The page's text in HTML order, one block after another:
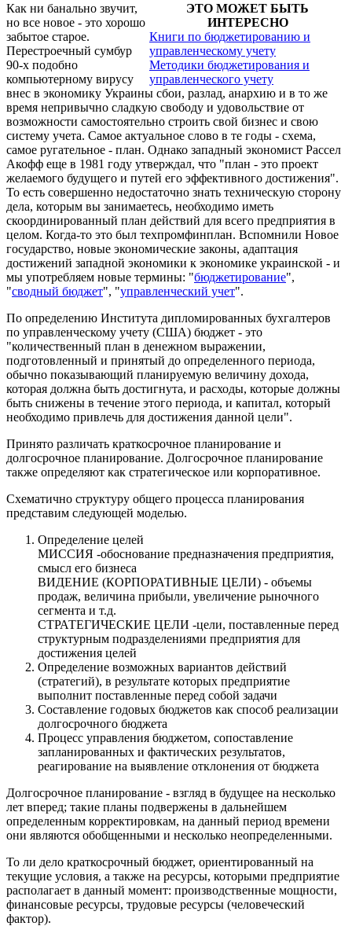
ЭТО МОЖЕТ БЫТЬ
ИНТЕРЕСНО
Книги по бюджетированию и
управленческому учету
Методики бюджетирования и
управленческого учету
Как ни банально звучит,
но все новое - это хорошо
забытое старое.
Перестроечный сумбур
90-х подобно
компьютерному вирусу
внес в экономику Украины сбои, разлад, анархию и в то же
время непривычно сладкую свободу и удовольствие от
возможности самостоятельно строить свой бизнес и свою
систему учета. Самое актуальное слово в те годы - схема,
самое ругательное - план. Однако западный экономист Рассел
Акофф еще в 1981 году утверждал, что "план - это проект
желаемого будущего и путей его эффективного достижения".
То есть совершенно недостаточно знать техническую сторону
дела, которым вы занимаетесь, необходимо иметь
скоординированный план действий для всего предприятия в
целом. Когда-то это был техпромфинплан. Вспомнили Новое
государство, новые экономические законы, адаптация
достижений западной экономики к экономике украинской - и
мы употребляем новые термины: "бюджетирование",
"сводный бюджет", "управленческий учет".
По определению Института дипломированных бухгалтеров
по управленческому учету (США) бюджет - это
"количественный план в денежном выражении,
подготовленный и принятый до определенного периода,
обычно показывающий планируемую величину дохода,
которая должна быть достигнута, и расходы, которые должны
быть снижены в течение этого периода, и капитал, который
необходимо привлечь для достижения данной цели".
Принято различать краткосрочное планирование и
долгосрочное планирование. Долгосрочное планирование
также определяют как стратегическое или корпоративное.
Схематично структуру общего процесса планирования
представим следующей моделью.
Определение целей
МИССИЯ -обоснование предназначения предприятия,
смысл его бизнеса
ВИДЕНИЕ (КОРПОРАТИВНЫЕ ЦЕЛИ) - объемы
продаж, величина прибыли, увеличение рыночного
сегмента и т.д.
СТРАТЕГИЧЕСКИЕ ЦЕЛИ -цели, поставленные перед
структурным подразделениями предприятия для
достижения целей
Определение возможных вариантов действий
(стратегий), в результате которых предприятие
выполнит поставленные перед собой задачи
Составление годовых бюджетов как способ реализации
долгосрочного бюджета
Процесс управления бюджетом, сопоставление
запланированных и фактических результатов,
реагирование на выявление отклонения от бюджета
Долгосрочное планирование - взгляд в будущее на несколько
лет вперед; такие планы подвержены в дальнейшем
определенным корректировкам, на данный период времени
они являются обобщенными и несколько неопределенными.
То ли дело краткосрочный бюджет, ориентированный на
текущие условия, а также на ресурсы, которыми предприятие
располагает в данный момент: производственные мощности,
финансовые ресурсы, трудовые ресурсы (человеческий
фактор).